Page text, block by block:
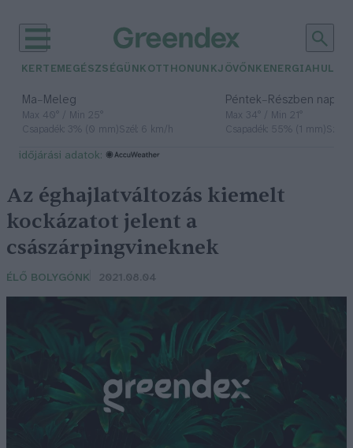
KERTEM EGÉSZSÉGÜNK OTTHONUNKJÖVŐNK ENERGIA
Ma– Meleg
Max 40° / Min 25°
Csapadék: 3% (0 mm)Szél: 6 km/h
Péntek– Részben
Max 34° / Min 21°
Csapadék: 55% (1 mm)Szél:
időjárási adatok:
Az éghajlatváltozás kiemelt
kockázatot jelent a
császárpingvineknek
ÉLŐ BOLYGÓNK 2021.08.04